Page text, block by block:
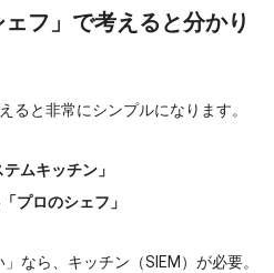
ェフ」で考えると分かり
ると非常にシンプルになります。
ムキッチン」
プロのシェフ」
なら、キッチン（SIEM）が必要。